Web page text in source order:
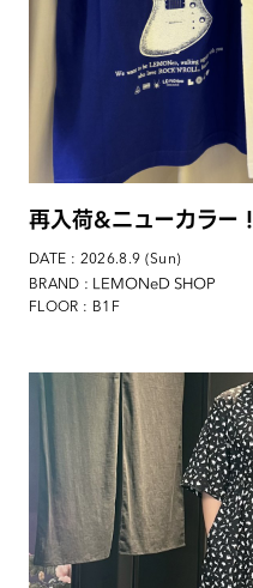
再入荷&ニューカラー！
DATE : 2026.8.9 (Sun)
BRAND : LEMONeD SHOP
FLOOR : B1F